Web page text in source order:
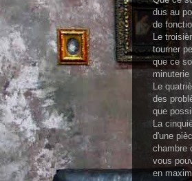
dus au
de
Le
tourner
que ce
Le
des
que
La
d'une
chambre
vous
en